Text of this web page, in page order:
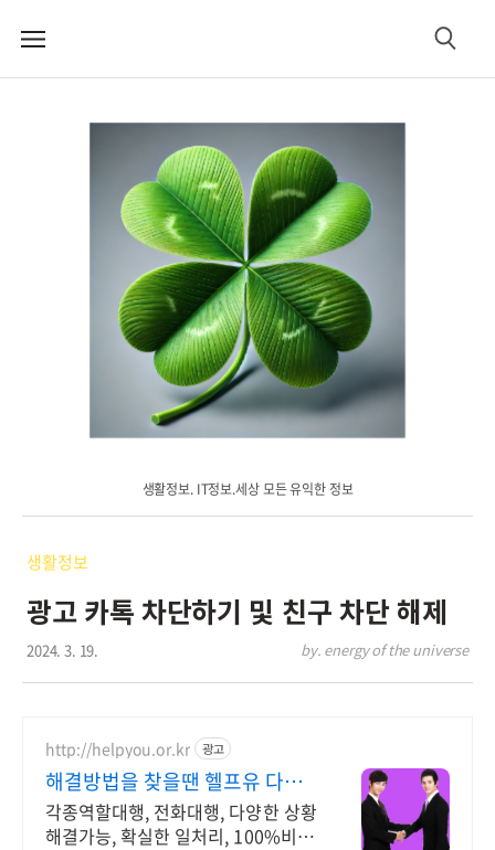
메
검
생활정보. IT정보.세상 모든 유익한 정보
생활정보
광고 카톡 차단하기 및 친구 차단 해제
2024. 3. 19. by. energy of the universe
http://helpyou.or.kr 광고
해결방법을 찾을땐 헬프유 다양
하고 어려운 상황해결가능
각종역할대행, 전화대행, 다양한 상황
해결가능, 확실한 일처리, 100%비밀